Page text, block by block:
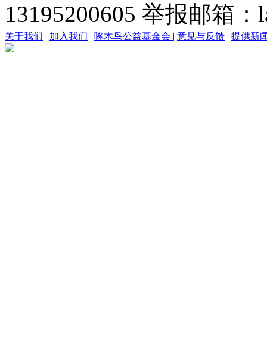
13195200605 举报邮箱
关于我们 | 加入我们 | 啄木鸟公益基金会 | 意见与反馈 | 提供新